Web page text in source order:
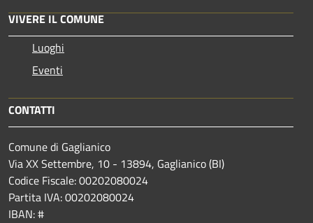
VIVERE IL COMUNE
Luoghi
Eventi
CONTATTI
Comune di Gaglianico
Via XX Settembre, 10 - 13894, Gaglianico (BI)
Codice Fiscale: 00202080024
Partita IVA: 00202080024
IBAN: #